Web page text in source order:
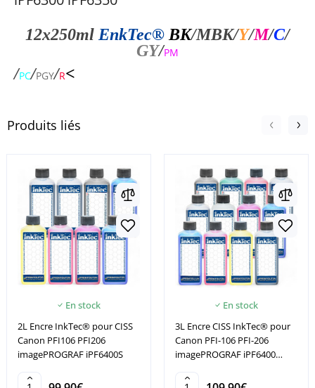
12x250ml EnkTec® BK/MBK/Y/M/C/
GY/PM
/PC/PGY/R<
Produits liés
En stock
2L Encre InkTec® pour CISS
Canon PFI106 PFI206
imagePROGRAF iPF6400S
En stock
3L Encre CISS InkTec® pour
Canon PFI-106 PFI-206
imagePROGRAF iPF6400